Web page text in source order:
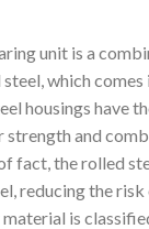
unit is a
steel, which
housings have
strength and
fact, the rolled
reducing the
is